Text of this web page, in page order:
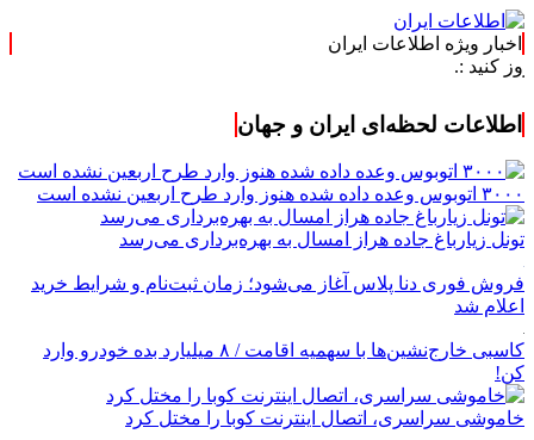
اخبار ویژه اطلاعات ایران
اطلاعات لحظه‌ای ایران و جهان
۳۰۰۰ اتوبوس وعده داده شده هنوز وارد طرح اربعین نشده است
تونل زیارباغ جاده هراز امسال به بهره‌برداری می‌رسد
فروش فوری دنا پلاس آغاز می‌شود؛ زمان ثبت‌نام و شرایط خرید
اعلام شد
کاسبی خارج‌نشین‌ها با سهمیه اقامت / ۸ میلیارد بده خودرو وارد
کن!
خاموشی سراسری، اتصال اینترنت کوبا را مختل کرد